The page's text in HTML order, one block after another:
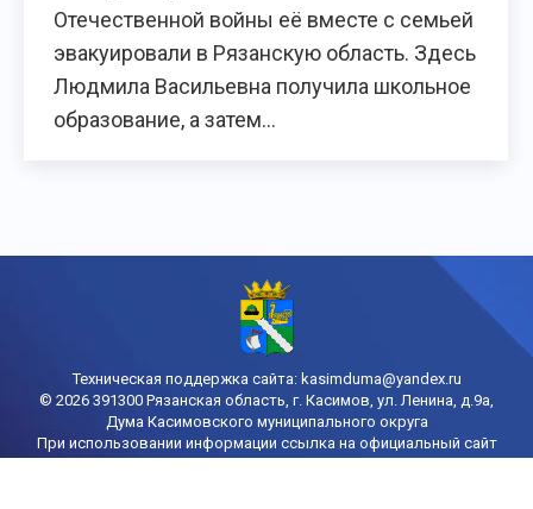
Отечественной войны её вместе с семьей
эвакуировали в Рязанскую область. Здесь
Людмила Васильевна получила школьное
образование, а затем…
Техническая поддержка сайта: kasimduma@yandex.ru
© 2026 391300 Рязанская область, г. Касимов, ул. Ленина, д.9а,
Дума Касимовского муниципального округа
При использовании информации ссылка на официальный сайт